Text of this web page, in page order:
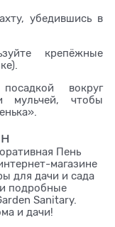
убедившись в
крепёжные
вокруг
мульчей, чтобы
Пень
магазине
для дачи и сада
подробные
Sanitary.
и дачи!